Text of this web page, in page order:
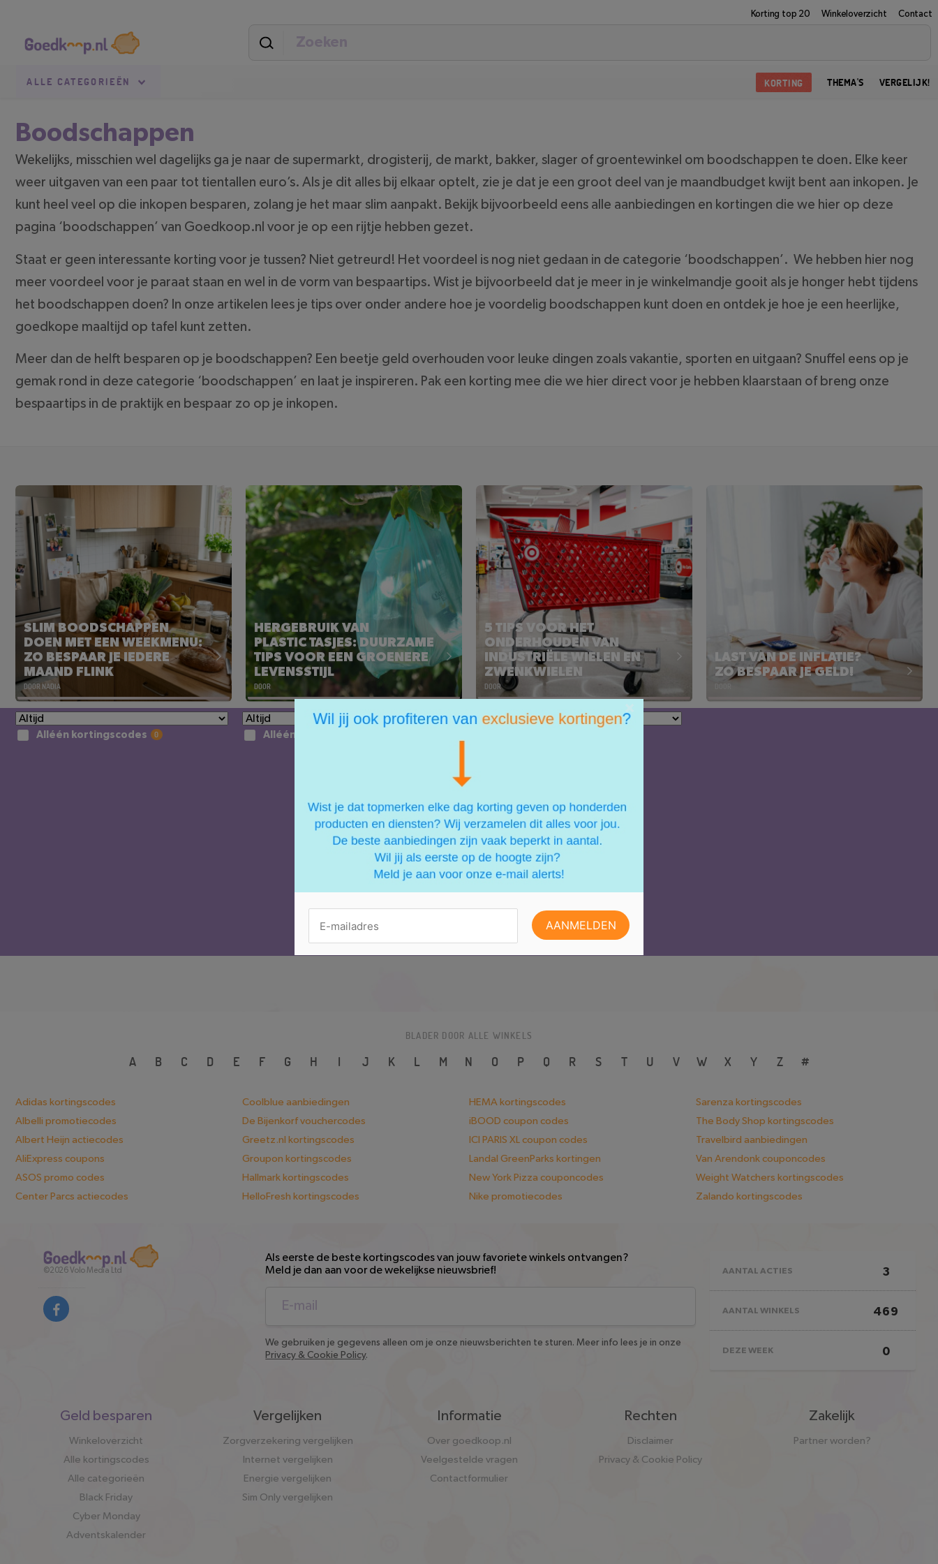
inhoud
Korting top 20 Winkeloverzicht Contact
ALLE CATEGORIEËN VERGELIJK!
THEMA'S
KORTING
Boodschappen
Wekelijks, misschien wel dagelijks ga je naar de supermarkt, drogisterij, de markt, bakker, slager of groentewinkel om boodschappen te doen. Elke keer
weer uitgaven van een paar tot tientallen euro’s. Als je dit alles bij elkaar optelt, zie je dat je een groot deel van je maandbudget kwijt bent aan inkopen. Je
kunt heel veel op die inkopen besparen, zolang je het maar slim aanpakt. Bekijk bijvoorbeeld eens alle aanbiedingen en kortingen die we hier op deze
pagina ‘boodschappen’ van Goedkoop.nl voor je op een rijtje hebben gezet.
Staat er geen interessante korting voor je tussen? Niet getreurd! Het voordeel is nog niet gedaan in de categorie ‘boodschappen’. We hebben hier nog
meer voordeel voor je paraat staan en wel in de vorm van bespaartips. Wist je bijvoorbeeld dat je meer in je winkelmandje gooit als je honger hebt tijdens
het boodschappen doen? In onze artikelen lees je tips over onder andere hoe je voordelig boodschappen kunt doen en ontdek je hoe je een heerlijke,
goedkope maaltijd op tafel kunt zetten.
Meer dan de helft besparen op je boodschappen? Een beetje geld overhouden voor leuke dingen zoals vakantie, sporten en uitgaan? Snuffel eens op je
gemak rond in deze categorie ‘boodschappen’ en laat je inspireren. Pak een korting mee die we hier direct voor je hebben klaarstaan of breng onze
bespaartips in de praktijk en bespaar zo op je inkopen.
SLIM BOODSCHAPPEN
DOEN MET EEN WEEKMENU:
ZO BESPAAR JE IEDERE
MAAND FLINK
DOOR NADIA
SLIM BOODSCHAPPEN
DOEN MET EEN WEEKMENU:
HERGEBRUIK VAN
PLASTIC TASJES: DUURZAME
TIPS VOOR EEN GROENERE
LEVENSSTIJL
DOOR
HERGEBRUIK VAN
PLASTIC TASJES: DUURZAME
5 TIPS VOOR HET
ONDERHOUDEN VAN
INDUSTRIËLE WIELEN EN
ZWENKWIELEN
DOOR
5 TIPS VOOR HET
LAST VAN DE INFLATIE?
ZO BESPAAR JE GELD!
Alléén kortingscodes
BLADER DOOR ALLE WINKELS
A B C D E F G H I J K L M N O P Q R S T U V W X Y Z #
Adidas kortingscodes
Albelli promotiecodes
Albert Heijn actiecodes
AliExpress coupons
ASOS promo codes
Center Parcs actiecodes
Coolblue aanbiedingen
De Bijenkorf vouchercodes
Greetz.nl kortingscodes
Groupon kortingscodes
Hallmark kortingscodes
HelloFresh kortingscodes
HEMA kortingscodes
iBOOD coupon codes
ICI PARIS XL coupon codes
Landal GreenParks kortingen
New York Pizza couponcodes
Nike promotiecodes
Sarenza kortingscodes
The Body Shop kortingscodes
Travelbird aanbiedingen
Van Arendonk couponcodes
Weight Watchers kortingscodes
Zalando kortingscodes
©2026 Volo Media Ltd
Als eerste de beste kortingscodes van jouw favoriete winkels ontvangen?
Meld je dan aan voor de wekelijkse nieuwsbrief!
We gebruiken je gegevens alleen om je onze nieuwsberichten te sturen. Meer info lees je in onze
Privacy & Cookie Policy.
AANTAL ACTIES 3
AANTAL WINKELS 469
DEZE WEEK 0
Geld besparen
Winkeloverzicht
Alle kortingscodes
Alle categorieën
Black Friday
Cyber Monday
Adventskalender
Vergelijken
Zorgverzekering vergelijken
Internet vergelijken
Energie vergelijken
Sim Only vergelijken
Informatie
Over goedkoop.nl
Veelgestelde vragen
Contactformulier
Rechten
Disclaimer
Privacy & Cookie Policy
Zakelijk
Partner worden?